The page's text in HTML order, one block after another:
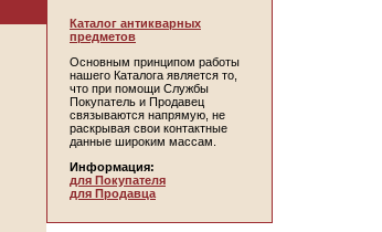
Каталог антикварных
предметов
Основным принципом работы
нашего Каталога является то,
что при помощи Службы
Покупатель и Продавец
связываются напрямую, не
раскрывая свои контактные
данные широким массам.
Информация:
для Покупателя
для Продавца